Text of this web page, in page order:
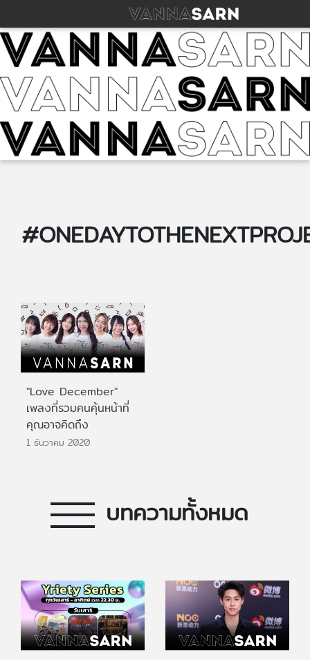
"Love December"
เพลงที่รวมคนคุ้นหน้าที่
คุณอาจคิดถึง
1 ธันวาคม 2020
บทความทั้งหมด